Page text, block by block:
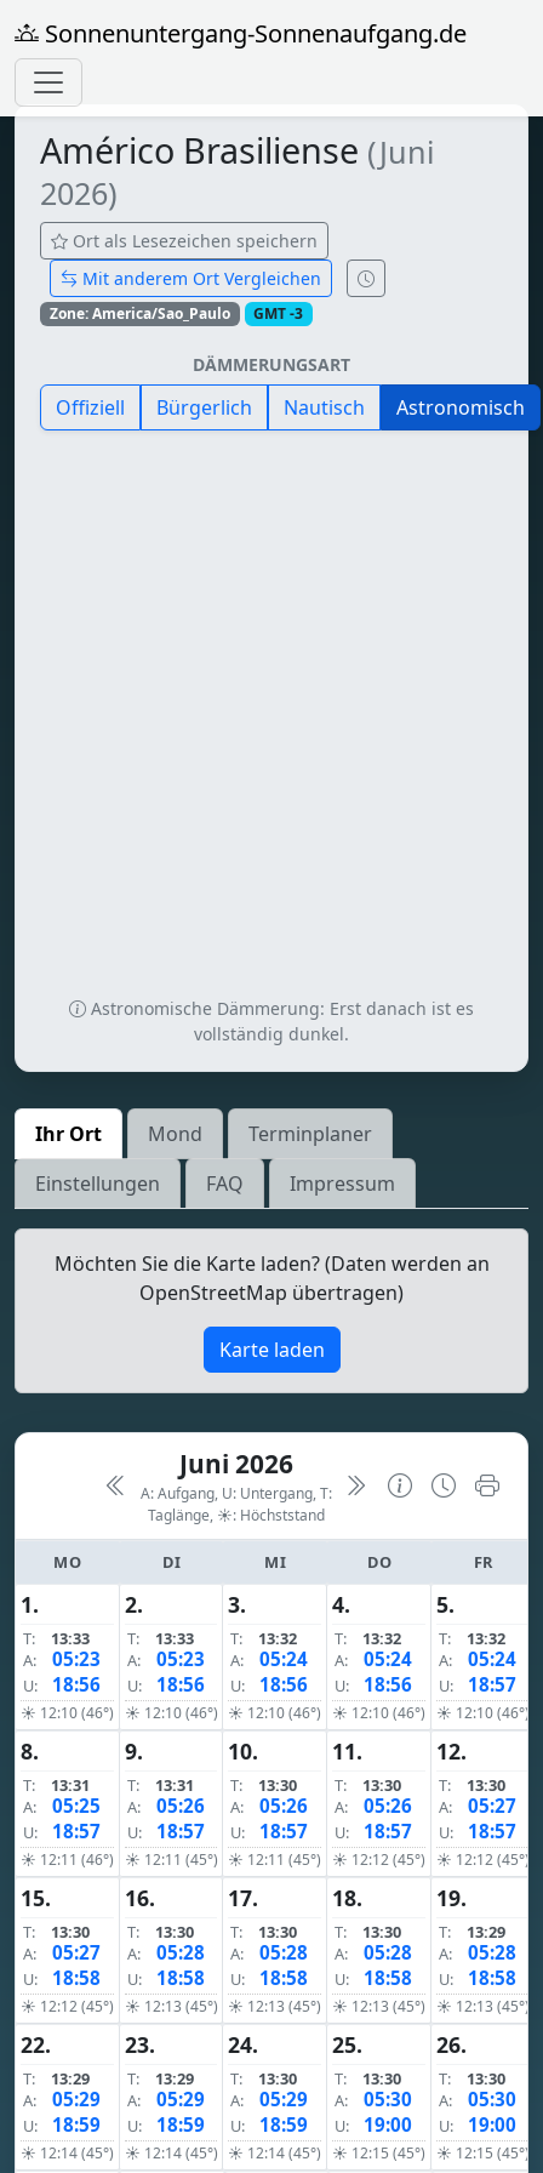
Sonnenuntergang-Sonnenaufgang.de
Américo Brasiliense (Juni
2026)
Ort als Lesezeichen speichern
Mit anderem Ort Vergleichen
Zone: America/Sao_Paulo GMT -3
DÄMMERUNGSART
Offiziell Bürgerlich Nautisch Astronomisch
Astronomische Dämmerung: Erst danach ist es
vollständig dunkel.
Ihr Ort Mond
Terminplaner
Einstellungen
FAQ Impressum
Möchten Sie die Karte laden? (Daten werden an
OpenStreetMap übertragen)
Karte laden
Juni 2026
A: Aufgang, U: Untergang, T:
Taglänge, ☀: Höchststand
MO DI MI DO FR
1.
T:
13:33
A:
05:23
U: 18:56
☀ 12:10 (46°)
2.
T:
13:33
A:
05:23
U: 18:56
☀ 12:10 (46°)
3.
T:
13:32
A:
05:24
U: 18:56
☀ 12:10 (46°)
4.
T:
13:32
A:
05:24
U: 18:56
☀ 12:10 (46°)
5.
T:
13:32
A:
05:24
U: 18:57
☀ 12:10 (46°)
8.
T:
13:31
A:
05:25
U: 18:57
☀ 12:11 (46°)
9.
T:
13:31
A:
05:26
U: 18:57
☀ 12:11 (45°)
10.
T:
13:30
A:
05:26
U: 18:57
☀ 12:11 (45°)
11.
T:
13:30
A:
05:26
U: 18:57
☀ 12:12 (45°)
12.
T:
13:30
A:
05:27
U: 18:57
☀ 12:12 (45°)
15.
T:
13:30
A:
05:27
U: 18:58
☀ 12:12 (45°)
16.
T:
13:30
A:
05:28
U: 18:58
☀ 12:13 (45°)
17.
T:
13:30
A:
05:28
U: 18:58
☀ 12:13 (45°)
18.
T:
13:30
A:
05:28
U: 18:58
☀ 12:13 (45°)
19.
T:
13:29
A:
05:28
U: 18:58
☀ 12:13 (45°)
22.
T:
13:29
A:
05:29
U: 18:59
☀ 12:14 (45°)
23.
T:
13:29
A:
05:29
U: 18:59
☀ 12:14 (45°)
24.
T:
13:30
A:
05:29
U: 18:59
☀ 12:14 (45°)
25.
T:
13:30
A:
05:30
U: 19:00
☀ 12:15 (45°)
26.
T:
13:30
A:
05:30
U: 19:00
☀ 12:15 (45°)